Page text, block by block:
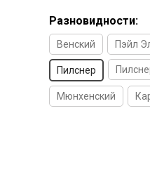
Разновидности:
Венский Пэйл
Пилснер
Мюнхенский